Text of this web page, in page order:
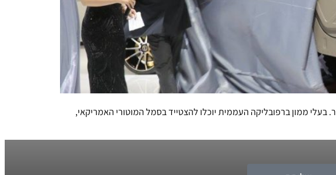
ממון ברפובליקה העממית יוכלו להצטייד בסמל המוטורי האמריקאי,